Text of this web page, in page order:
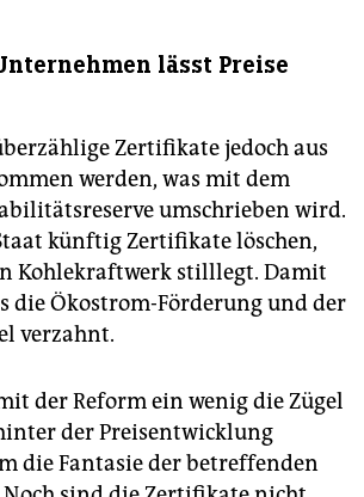
lässt Preise
Zertifikate jedoch aus
werden, was mit dem
umschrieben wird.
künftig Zertifikate löschen,
Kohlekraftwerk stilllegt. Damit
die Ökostrom-Förderung und der
verzahnt.
der Reform ein wenig die Zügel
der Preisentwicklung
die Fantasie der betreffenden